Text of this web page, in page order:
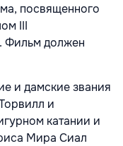
посвященного
III
Фильм должен
и дамские звания
и
катании и
Мира Сиал